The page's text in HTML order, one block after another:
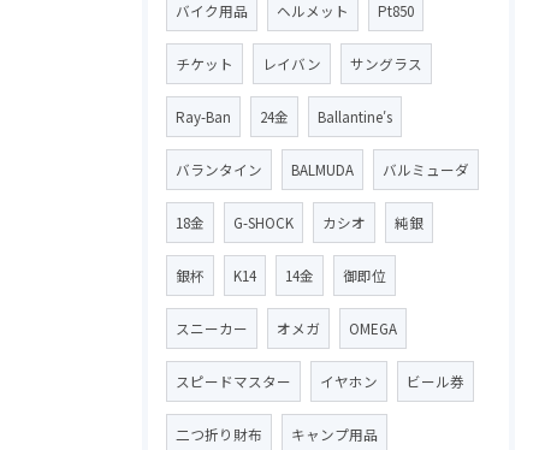
バイク用品 ヘルメット Pt850
チケット レイバン サングラス
Ray-Ban 24金 Ballantine′s
バランタイン BALMUDA バルミューダ
18金 G-SHOCK カシオ 純銀
銀杯 K14 14金 御即位
スニーカー オメガ OMEGA
スピードマスター イヤホン ビール券
二つ折り財布 キャンプ用品